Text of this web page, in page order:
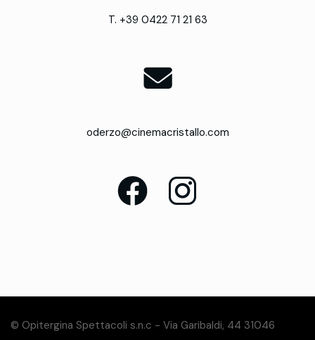
T. +39 0422 71 21 63
oderzo@cinemacristallo.com
© Opitergina Spettacoli s.n.c - Via Garibaldi, 44 31046